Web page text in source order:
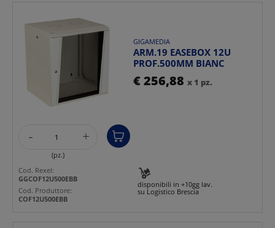
GIGAMEDIA
ARM.19 EASEBOX 12U
PROF.500MM BIANC
€ 256,88 x 1 pz.
- +
(pz.)
disponibili in +10gg lav.
su Logistico Brescia
Cod. Rexel:
GGCOF12U500EBB
Cod. Produttore:
COF12U500EBB